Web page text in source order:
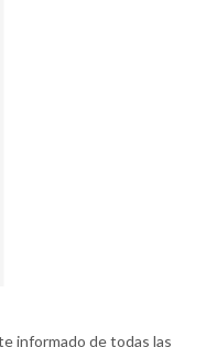
informado de todas las